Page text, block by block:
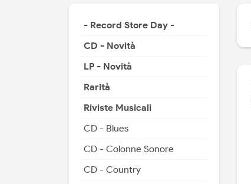
- Record Store Day -
CD - Novità
LP - Novità
Rarità
Riviste Musicali
CD - Blues
CD - Colonne Sonore
CD - Country